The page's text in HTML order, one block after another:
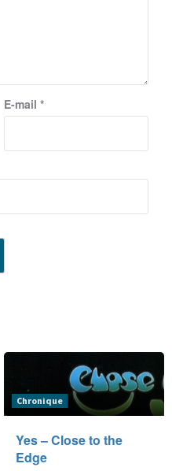
E-mail *
Chronique
Yes – Close to the
Edge